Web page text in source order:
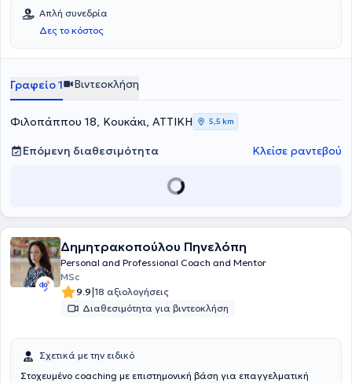
Παράλληλα, συνεργάζεται με το Ανοιχτό Λαϊκό Πανεπιστήμιο (ΑΛΠ),
πραγματοποιώντας ομιλίες στα δια ζώσης και online τμήματα.
Διδάσκει στο Msc πρόγραμμα Coaching and Mentoring του Aegean
College. Έχει ολοκληρώσει το τριετές πρόγραμμα Συμβουλευτικής
Συμβουλευτικής καθώς και το μονοετές πρόγραμμα "Diploma in
Personal και Executive Coaching", αναγνωρισμένο πρόγραμμα
Απλή συνεδρία
Δες το κόστος
Γραφείο 1 Βιντεοκλήση
Φιλοπάππου 18, Κουκάκι, ΑΤΤΙΚΗ 5,5 km
Επόμενη διαθεσιμότητα Κλείσε ραντεβού
Δημητρακοπούλου Πηνελόπη
Personal and Professional Coach and Mentor
MSc
9.9|18 αξιολογήσεις
Διαθεσιμότητα για βιντεοκλήση
Σχετικά με την ειδικό
Στοχευμένο coaching με επιστημονική βάση για επαγγελματική